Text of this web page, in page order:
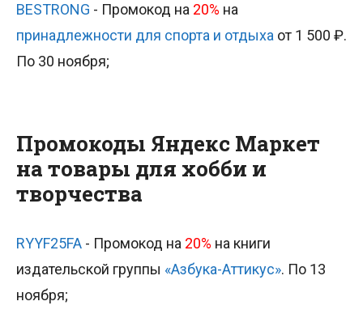
BESTRONG - Промокод на 20% на
принадлежности для спорта и отдыха от 1 500 ₽.
По 30 ноября;
Промокоды Яндекс Маркет
на товары для хобби и
творчества
RYYF25FA - Промокод на 20% на книги
издательской группы «Азбука-Аттикус». По 13
ноября;